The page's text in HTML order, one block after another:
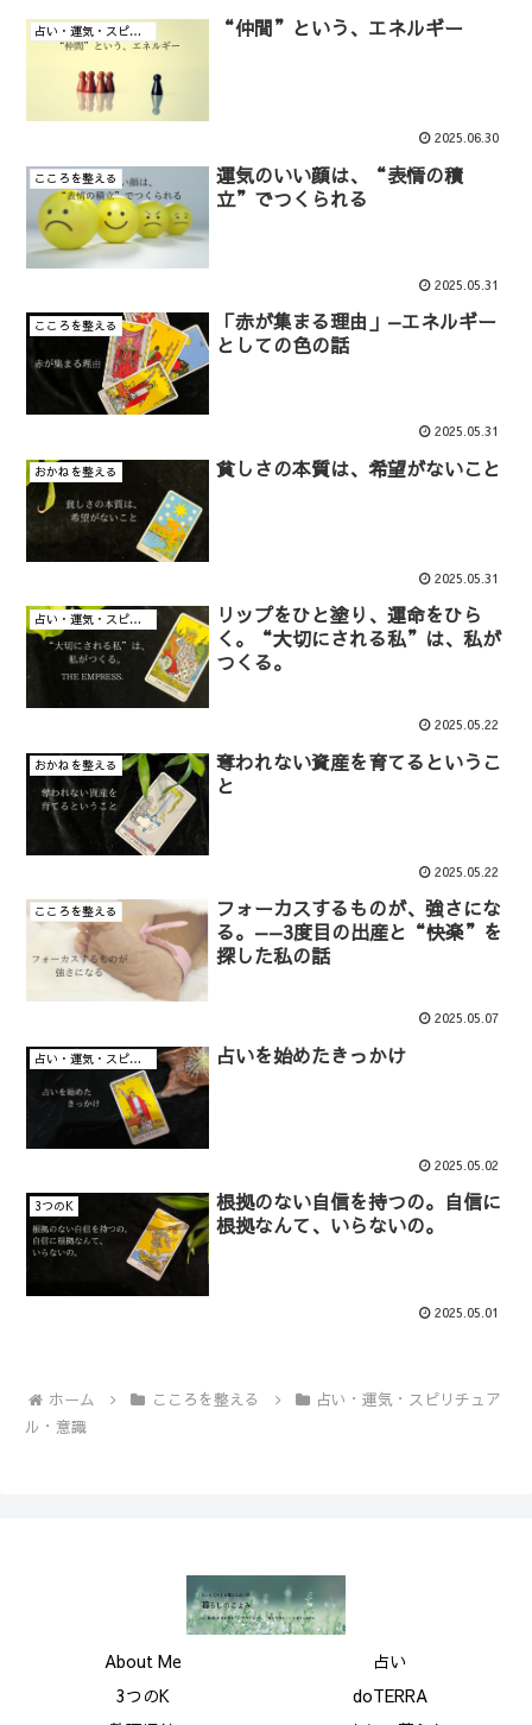
占い・運気・スピリチュアル・意識 “仲間”という、エネルギー
2025.06.30
こころを整える
運気のいい顔は、“表情の積
立”でつくられる
2025.05.31
こころを整える
「赤が集まる理由」—エネルギー
としての色の話
2025.05.31
おかねを整える 貧しさの本質は、希望がないこと
2025.05.31
占い・運気・スピリチュアル・意識
リップをひと塗り、運命をひら
く。“大切にされる私”は、私が
つくる。
2025.05.22
おかねを整える
奪われない資産を育てるというこ
と
2025.05.22
こころを整える
フォーカスするものが、強さにな
る。——3度目の出産と“快楽”を
探した私の話
2025.05.07
占い・運気・スピリチュアル・意識 占いを始めたきっかけ
2025.05.02
3つのK
根拠のない自信を持つの。自信に
根拠なんて、いらないの。
2025.05.01
ホーム こころを整える
占い・運気・スピリチュア
ル・意識
About Me
占い
3つのK
doTERRA